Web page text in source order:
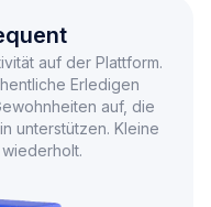
auf der Plattform.
Erledigen
auf, die
unterstützen. Kleine